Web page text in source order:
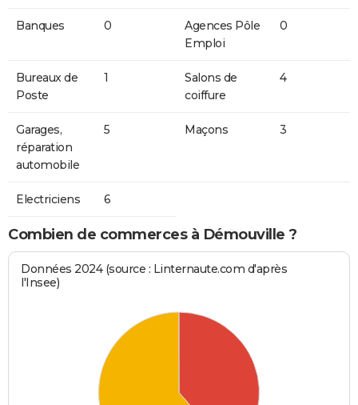
Banques 0
Agences Pôle
Emploi
0
Bureaux de
Poste
1
Salons de
coiffure
4
Garages,
réparation
automobile
5 Maçons 3
Electriciens 6
Combien de commerces à Démouville ?
Données 2024 (source : Linternaute.com d'après
l'Insee)